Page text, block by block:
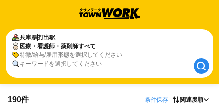
兵庫県打出駅
医療・看護師・薬剤師すべて
特徴/給与/雇用形態を選択してください
キーワードを選択してください
兵庫県打出駅
医療・看護師・薬剤師すべて
190件 条件保存 関連度順